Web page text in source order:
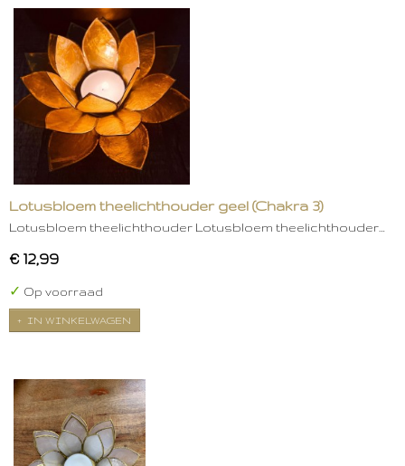
Lotusbloem theelichthouder geel (Chakra 3)
Lotusbloem theelichthouder Lotusbloem theelichthouder…
€ 12,99
✓ Op voorraad
IN WINKELWAGEN